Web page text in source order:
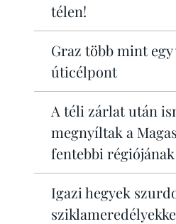
télen!
Graz több mint egy
úticélpont
A téli zárlat után
megnyíltak a
fentebbi
Igazi hegyek